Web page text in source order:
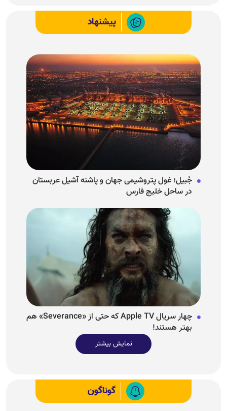
پیشنهاد
جُبیل؛ غول پتروشیمی جهان و پاشنه آشیل عربستان
در ساحل خلیج فارس
چهار سریال Apple TV که حتی از «Severance» هم
بهتر هستند!
نمایش بیشتر
گوناگون